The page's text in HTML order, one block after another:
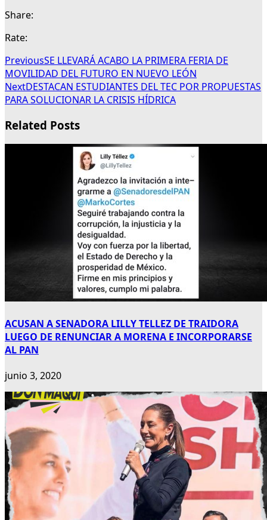
Share:
Rate:
PreviousSE LLEVARÁ ACABO LA PRIMERA FERIA DE
MOVILIDAD DEL FUTURO EN NUEVO LEÓN
NextDESTACAN ESTUDIANTES DEL TEC POR PROPUESTAS
PARA SOLUCIONAR LA CRISIS HÍDRICA
Related Posts
ACUSAN A SENADORA LILLY TELLEZ DE TRAIDORA
LUEGO DE RENUNCIAR A MORENA E INCORPORARSE
AL PAN
junio 3, 2020